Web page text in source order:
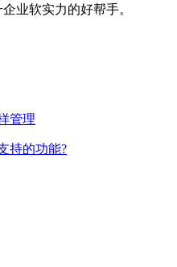
业软实力的好帮手。
管理
持的功能?